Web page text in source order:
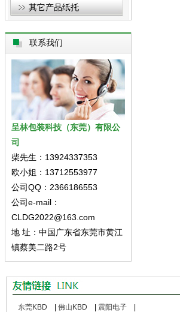
其它产品纸托
联系我们
呈林包装科技（东莞）有限公
司
柴先生：13924337353
欧小姐：13712553977
公司QQ：2366186553
公司e-mail：
CLDG2022@163.com
地 址：中国广东省东莞市黄江
镇蔡美二路2号
东莞KBD 佛山KBD 震阳电子